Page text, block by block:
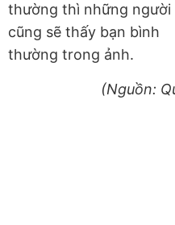
thường thì những người
cũng sẽ thấy bạn bình
thường trong ảnh.
(Nguồn: